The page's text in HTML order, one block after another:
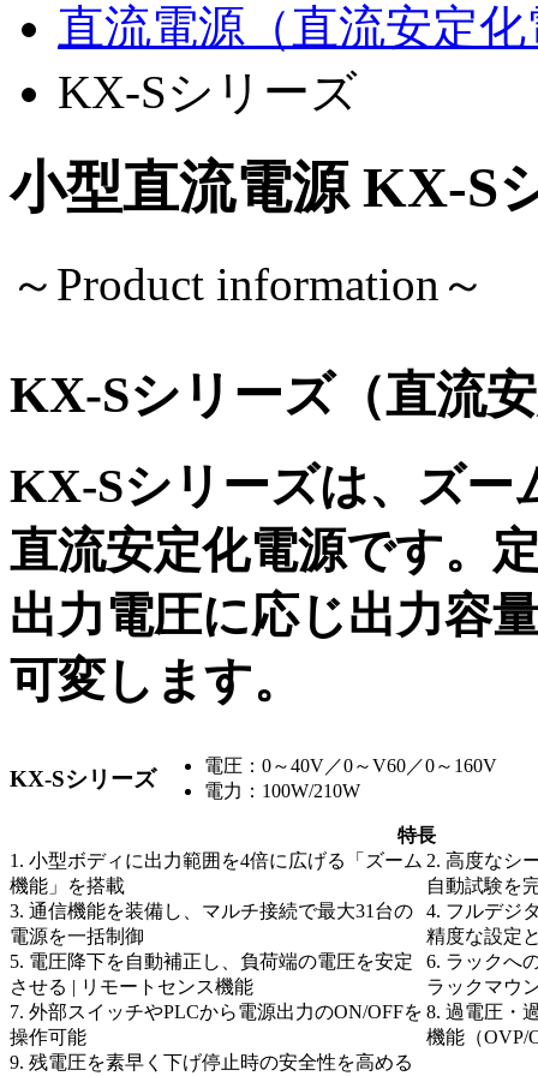
直流電源（直流安定
KX-Sシリーズ
小型直流電源 KX-S
～Product information～
KX-Sシリーズ（直流
KX-Sシリーズは、ズー
直流安定化電源です。
出力電圧に応じ出力容
可変します。
KX-Sシリーズ
電圧：0～40V／0～V60／0～160V
電力：100W/210W
特長
1. 小型ボディに出力範囲を4倍に広げる「ズーム
機能」を搭載
2. 高度なシ
自動試験を
3. 通信機能を装備し、マルチ接続で最大31台の
電源を一括制御
4. フルデジ
精度な設定
5. 電圧降下を自動補正し、負荷端の電圧を安定
させる | リモートセンス機能
6. ラックへ
ラックマウ
7. 外部スイッチやPLCから電源出力のON/OFFを
操作可能
8. 過電圧・
機能（OVP/
9. 残電圧を素早く下げ停止時の安全性を高める